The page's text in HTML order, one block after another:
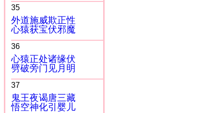
35
外道施威欺正性
心猿获宝伏邪魔
36
心猿正处诸缘伏
劈破旁门见月明
37
鬼王夜谒唐三藏
悟空神化引婴儿